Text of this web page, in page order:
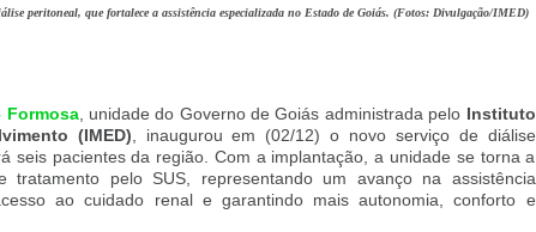
peritoneal, que fortalece a assistência especializada no Estado de Goiás. (Fotos: Divulgação/IMED)
Formosa, unidade do Governo de Goiás administrada pelo Instituto
(IMED) , inaugurou em (02/12) o novo serviço de diálise
seis pacientes da região. Com a implantação, a unidade se torna a
pelo SUS, representando um avanço na assistência
ao cuidado renal e garantindo mais autonomia, conforto e